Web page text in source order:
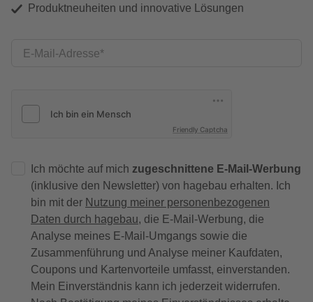
Produktneuheiten und innovative Lösungen
E-Mail-Adresse
Friendly Captcha
Ich möchte auf mich zugeschnittene E-Mail-Werbung
(inklusive den Newsletter) von hagebau erhalten. Ich
bin mit der Nutzung meiner personenbezogenen
Daten durch hagebau, die E-Mail-Werbung, die
Analyse meines E-Mail-Umgangs sowie die
Zusammenführung und Analyse meiner Kaufdaten,
Coupons und Kartenvorteile umfasst, einverstanden.
Mein Einverständnis kann ich jederzeit widerrufen.